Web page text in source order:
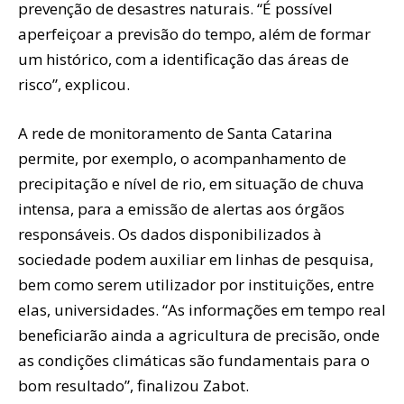
prevenção de desastres naturais. “É possível
aperfeiçoar a previsão do tempo, além de formar
um histórico, com a identificação das áreas de
risco”, explicou.
A rede de monitoramento de Santa Catarina
permite, por exemplo, o acompanhamento de
precipitação e nível de rio, em situação de chuva
intensa, para a emissão de alertas aos órgãos
responsáveis. Os dados disponibilizados à
sociedade podem auxiliar em linhas de pesquisa,
bem como serem utilizador por instituições, entre
elas, universidades. “As informações em tempo real
beneficiarão ainda a agricultura de precisão, onde
as condições climáticas são fundamentais para o
bom resultado”, finalizou Zabot.